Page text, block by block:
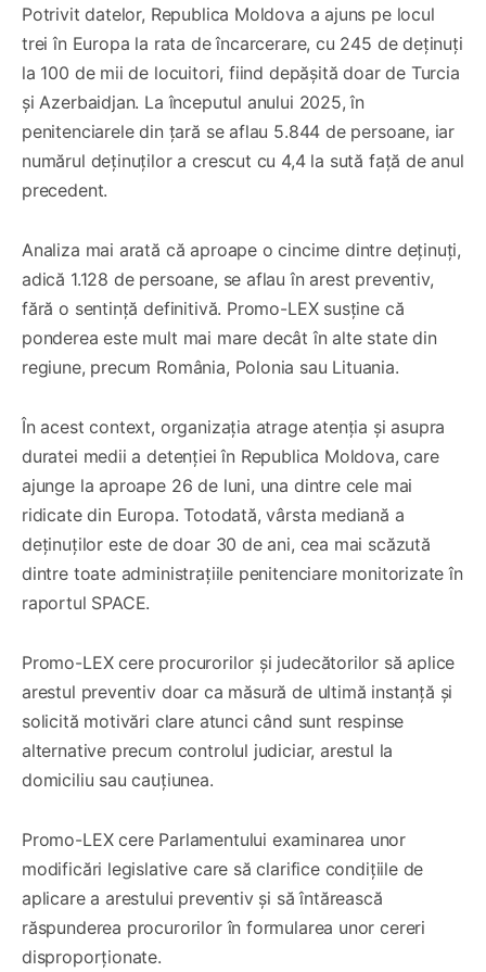
Potrivit datelor, Republica Moldova a ajuns pe locul
trei în Europa la rata de încarcerare, cu 245 de deținuți
la 100 de mii de locuitori, fiind depășită doar de Turcia
și Azerbaidjan. La începutul anului 2025, în
penitenciarele din țară se aflau 5.844 de persoane, iar
numărul deținuților a crescut cu 4,4 la sută față de anul
precedent.
Analiza mai arată că aproape o cincime dintre deținuți,
adică 1.128 de persoane, se aflau în arest preventiv,
fără o sentință definitivă. Promo-LEX susține că
ponderea este mult mai mare decât în alte state din
regiune, precum România, Polonia sau Lituania.
În acest context, organizația atrage atenția și asupra
duratei medii a detenției în Republica Moldova, care
ajunge la aproape 26 de luni, una dintre cele mai
ridicate din Europa. Totodată, vârsta mediană a
deținuților este de doar 30 de ani, cea mai scăzută
dintre toate administrațiile penitenciare monitorizate în
raportul SPACE.
Promo-LEX cere procurorilor și judecătorilor să aplice
arestul preventiv doar ca măsură de ultimă instanță și
solicită motivări clare atunci când sunt respinse
alternative precum controlul judiciar, arestul la
domiciliu sau cauțiunea.
Promo-LEX cere Parlamentului examinarea unor
modificări legislative care să clarifice condițiile de
aplicare a arestului preventiv și să întărească
răspunderea procurorilor în formularea unor cereri
disproporționate.